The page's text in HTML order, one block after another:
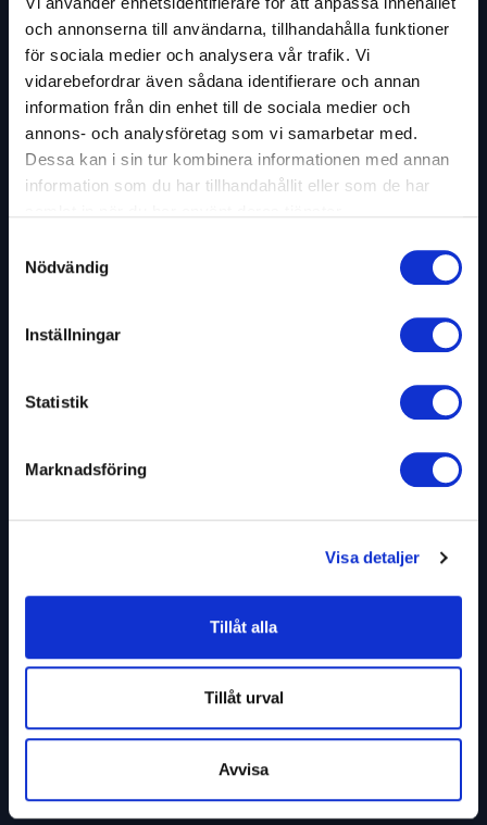
och annonserna till användarna, tillhandahålla funktioner
för sociala medier och analysera vår trafik. Vi
vidarebefordrar även sådana identifierare och annan
information från din enhet till de sociala medier och
annons- och analysföretag som vi samarbetar med.
Dessa kan i sin tur kombinera informationen med annan
information som du har tillhandahållit eller som de har
Nödvändig
Inställningar
Statistik
Marknadsföring
Visa detaljer
Tillåt alla
Tillåt urval
Avvisa
Bokning och förfrågan
Skicka en bokningsförfrågan
här för Ninni Länsberg
Tyckte du att blogginlägget var inspirerande?
Du kan boka Ninni Länsberg till ditt event.
Kontakta oss idag för att höra mer om
Ditt namn
Telefon
Företag eller organisation
Skicka förfrågan